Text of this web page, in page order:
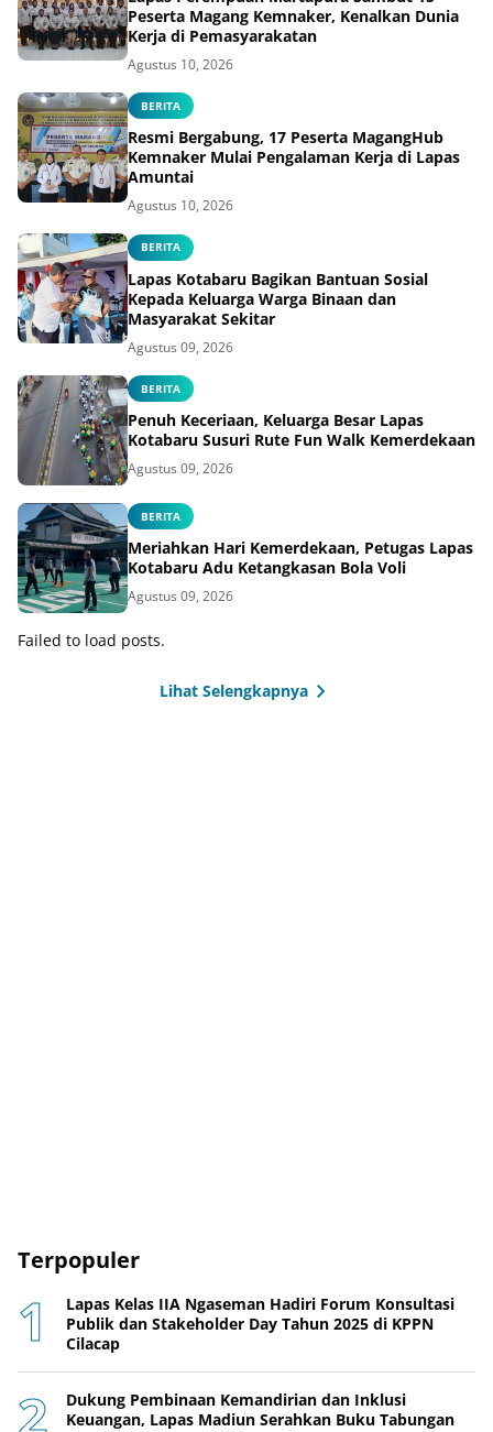
Peserta Magang Kemnaker, Kenalkan Dunia
Kerja di Pemasyarakatan
Agustus 10, 2026
BERITA
Resmi Bergabung, 17 Peserta MagangHub
Kemnaker Mulai Pengalaman Kerja di Lapas
Amuntai
Agustus 10, 2026
BERITA
Lapas Kotabaru Bagikan Bantuan Sosial
Kepada Keluarga Warga Binaan dan
Masyarakat Sekitar
Agustus 09, 2026
BERITA
Penuh Keceriaan, Keluarga Besar Lapas
Kotabaru Susuri Rute Fun Walk Kemerdekaan
Agustus 09, 2026
BERITA
Meriahkan Hari Kemerdekaan, Petugas Lapas
Kotabaru Adu Ketangkasan Bola Voli
Agustus 09, 2026
Failed to load posts.
Lihat Selengkapnya
Terpopuler
Lapas Kelas IIA Ngaseman Hadiri Forum Konsultasi
Publik dan Stakeholder Day Tahun 2025 di KPPN
Cilacap
Dukung Pembinaan Kemandirian dan Inklusi
Keuangan, Lapas Madiun Serahkan Buku Tabungan